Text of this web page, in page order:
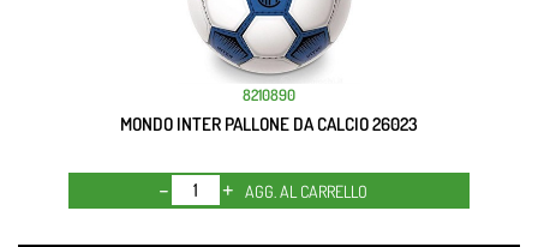
8210890
MONDO INTER PALLONE DA CALCIO 26023
Quantità
AGG. AL CARRELLO